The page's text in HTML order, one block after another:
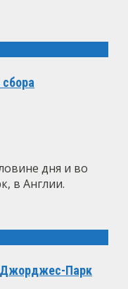
дня и во
в Англии.
Джорджес-Парк